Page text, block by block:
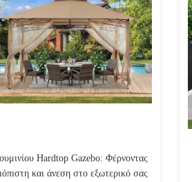
Hardtop Gazebo: Φέρνοντας
και άνεση στο εξωτερικό σας